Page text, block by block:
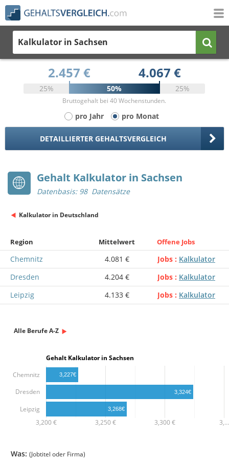
Kalkulator in Sachsen
2.457 € 4.067 €
25% 50% 25%
Bruttogehalt bei 40 Wochenstunden.
pro Jahr pro Monat
DETAILLIERTER GEHALTSVERGLEICH
Gehalt Kalkulator in Sachsen
Datenbasis: 98 Datensätze
Kalkulator in Deutschland
Region Mittelwert Offene Jobs
Chemnitz 4.081 € Jobs
Kalkulator
Dresden
4.204 € Jobs
Kalkulator
Leipzig
4.133 € Jobs Kalkulator
Alle Berufe A-Z
Gehalt Kalkulator in Sachsen
3,200 € 3,250 € 3,300 € 3,…
Chemnitz
Dresden
Leipzig
3,227€
3,324€
3,268€
Was: (Jobtitel oder Firma)